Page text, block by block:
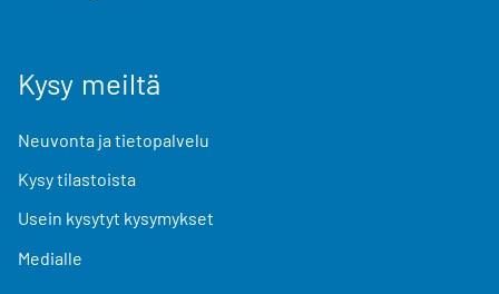
Kysy meiltä
Neuvonta ja tietopalvelu
Kysy tilastoista
Usein kysytyt kysymykset
Medialle